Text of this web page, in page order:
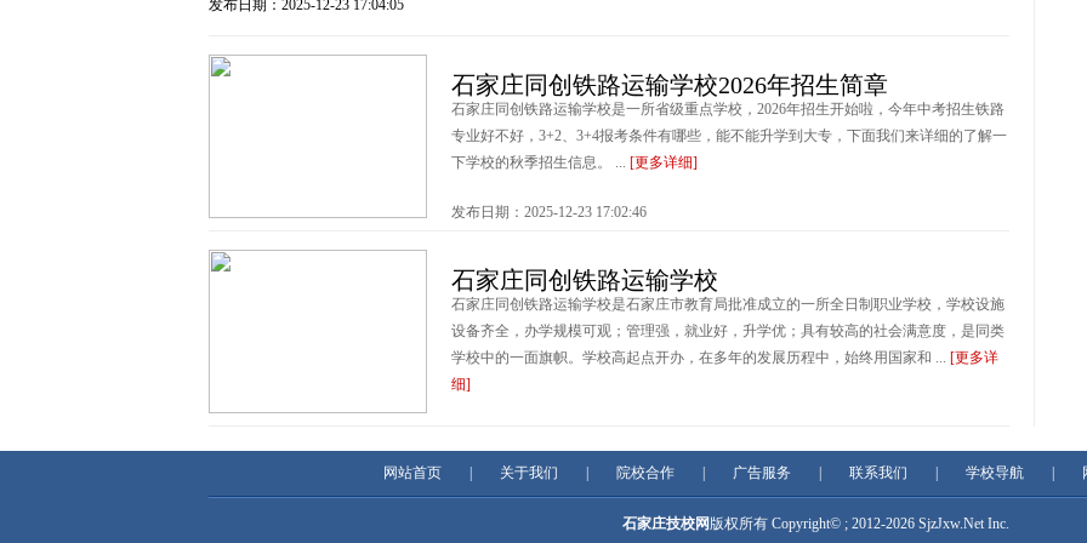
发布日期：2025-12-23 17:04:05
石家庄同创铁路运输学校2026年招生简章
石家庄同创铁路运输学校是一所省级重点学校，2026年招生开始啦，今年中考招生铁路
专业好不好，3+2、3+4报考条件有哪些，能不能升学到大专，下面我们来详细的了解一
下学校的秋季招生信息。 ... [更多详细]
发布日期：2025-12-23 17:02:46
石家庄同创铁路运输学校
石家庄同创铁路运输学校是石家庄市教育局批准成立的一所全日制职业学校，学校设施
设备齐全，办学规模可观；管理强，就业好，升学优；具有较高的社会满意度，是同类
学校中的一面旗帜。学校高起点开办，在多年的发展历程中，始终用国家和 ... [更多详
细]
网站首页 关于我们 院校合作 广告服务 联系我们 学校导航
石家庄技校网 版权所有 Copyright© ; 2012-2026 SjzJxw.Net Inc.